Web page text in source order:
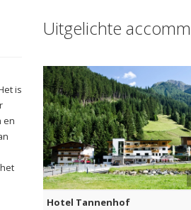
is
en
Uitgelichte
Hotel Tannenhof